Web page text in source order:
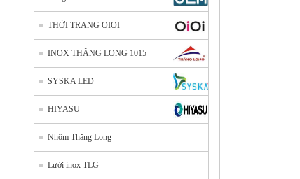
THỜI TRANG OIOI
INOX THĂNG LONG 1015
SYSKA LED
HIYASU
Nhôm Thăng Long
Lưới inox TLG